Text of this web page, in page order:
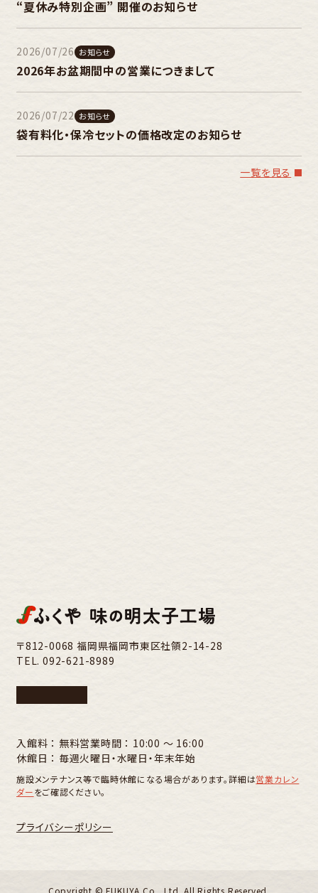
“夏休み特別企画” 開催のお知らせ
2026/07/26 お知らせ
2026年お盆期間中の営業につきまして
2026/07/22 お知らせ
袋有料化・保冷セットの価格改定のお知らせ
一覧を見る
〒812-0068 福岡県福岡市東区社領2-14-28
TEL. 092-621-8989
入館料 ： 無料営業時間 ： 10:00 〜 16:00
休館日 ： 毎週火曜日・水曜日・年末年始
施設メンテナンス等で臨時休館になる場合があります。詳細は営業カレン
ダーをご確認ください。
プライバシーポリシー
Copyright ©︎ FUKUYA Co., Ltd. All Rights Reserved.